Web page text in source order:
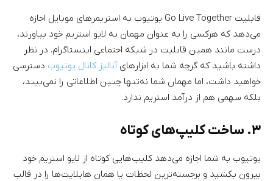
قابلیت Go Live Together یوتیوب به استریمرهای موبایل اجازه
می‌دهد که هرکسی را به عنوان مهمان به لایو استریم خود بیاورند،
درست مانند همین قابلیت در شبکه اجتماعی اینستاگرام. در نظر
داشته باشید که گرچه شما به ابزارهایآنالیز کانال یوتیوب دسترسی
خواهید داشت، اما مهمان شما نه‌تنها چنین اطلاعاتی را نمی‌بیند،
بلکه سهمی هم از درآمد استریم ندارد.
۳. ساخت کلیپ‌های کوتاه
یوتیوب به شما اجازه می‌دهد کلیپ‌هایی کوتاه از لایو استریم خود
بیرون بکشید و برجسته‌ترین لحظات یا همان هایلایت‌ها را در قالب